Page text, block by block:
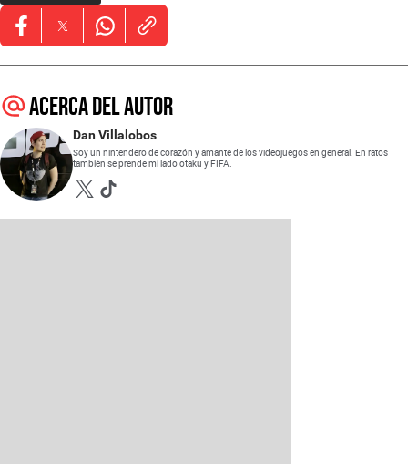
Opens in new window
Opens in new window
Opens in new window
Acerca del autor
Dan Villalobos
Soy un nintendero de corazón y amante de los videojuegos en general. En ratos
también se prende mi lado otaku y FIFA.
Opens in new window
Opens in new window